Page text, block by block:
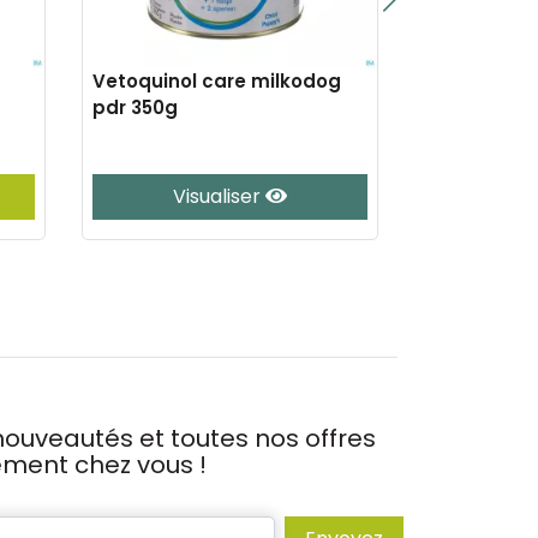
Vetoquinol care milkodog
pdr 350g
Visualiser
et toutes nos offres
chez vous !